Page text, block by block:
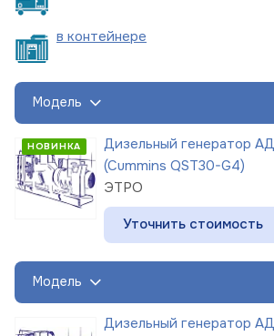
в контейнере
Модель
НОВИНКА
Дизельный генератор
(Cummins QST30-G4)
ЭТРО
Уточнить стоимость
Модель
Дизельный генератор